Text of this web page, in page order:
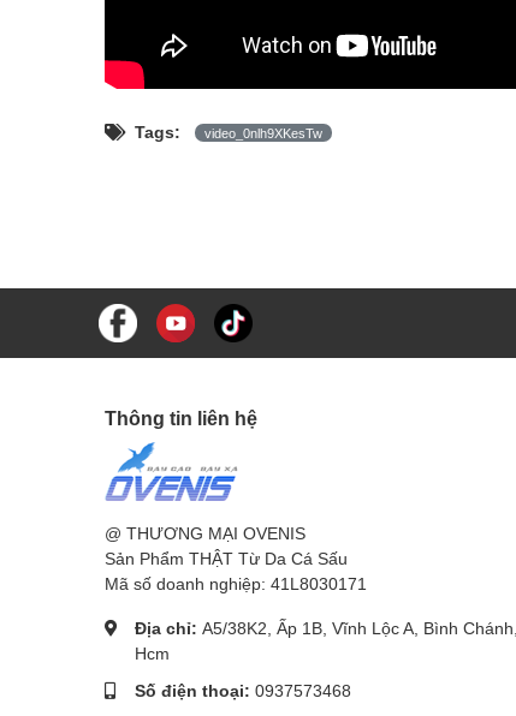
Tags: video_0nlh9XKesTw
Thông tin liên hệ
@ THƯƠNG MẠI OVENIS
Sản Phẩm THẬT Từ Da Cá Sấu
Mã số doanh nghiệp: 41L8030171
Địa chỉ: A5/38K2, Ấp 1B, Vĩnh Lộc A, Bình Chánh,
Hcm
Số điện thoại: 0937573468